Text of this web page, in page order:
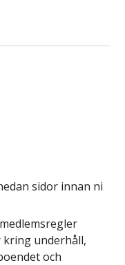
sidor innan ni
kring underhåll,
och